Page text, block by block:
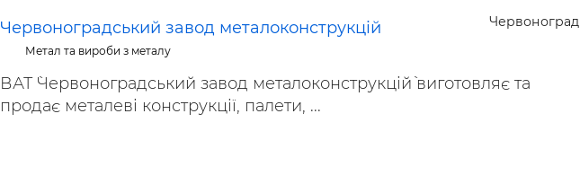
Червоноград
Червоноградський завод металоконструкцій
Метал та вироби з металу
ВАТ `Червоноградський завод металоконструкцій` виготовляє та
продає металеві конструкції, палети, ...